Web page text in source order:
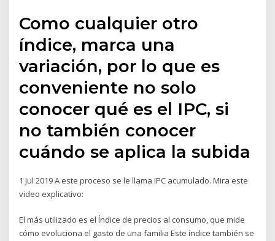
Como cualquier otro
índice, marca una
variación, por lo que es
conveniente no solo
conocer qué es el IPC, si
no también conocer
cuándo se aplica la subida
1 Jul 2019 A este proceso se le llama IPC acumulado. Mira este
video explicativo:
El más utilizado es el Índice de precios al consumo, que mide
cómo evoluciona el gasto de una familia Este índice también se